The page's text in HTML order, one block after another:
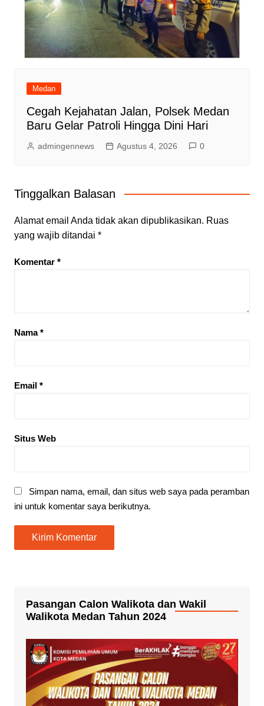
Medan
Cegah Kejahatan Jalan, Polsek Medan
Baru Gelar Patroli Hingga Dini Hari
admingennews Agustus 4, 2026 0
Tinggalkan Balasan
Alamat email Anda tidak akan dipublikasikan. Ruas
yang wajib ditandai *
Komentar *
Nama*
Email *
Situs Web
Simpan nama, email, dan situs web saya pada peramban
ini untuk komentar saya berikutnya.
Pasangan Calon Walikota dan Wakil
Walikota Medan Tahun 2024